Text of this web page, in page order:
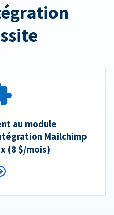
au module
Mailchimp
(8 $/mois)